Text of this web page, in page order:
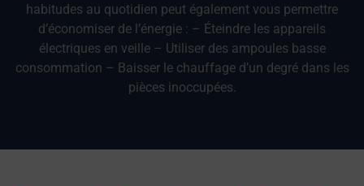
habitudes au quotidien peut également vous permettre
d’économiser de l’énergie : – Éteindre les appareils
électriques en veille – Utiliser des ampoules basse
consommation – Baisser le chauffage d’un degré dans les
pièces inoccupées.